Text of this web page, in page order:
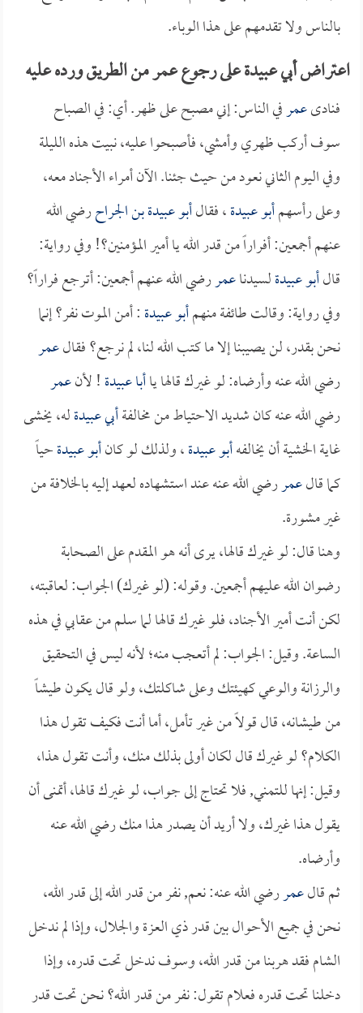
بالناس ولا تقدمهم على هذا الوباء.
اعتراض أبي عبيدة على رجوع عمر من الطريق ورده عليه
فنادىعمرفي الناس: إني مصبح على ظهر. أي: في الصباح
سوف أركب ظهري وأمشي، فأصبحوا عليه، نبيت هذه الليلة
وفي اليوم الثاني نعود من حيث جئنا. الآن أمراء الأجناد معه،
وعلى رأسهمأبو عبيدة، فقالأبو عبيدة بن الجراحرضي الله
عنهم أجمعين: أفراراً من قدر الله يا أمير المؤمنين؟! وفي رواية:
قالأبو عبيدةلسيدناعمررضي الله عنهم أجمعين: أترجع فراراً؟
وفي رواية: وقالت طائفة منهمأبو عبيدة: أمن الموت نفر؟ إنما
نحن بقدر، لن يصيبنا إلا ما كتب الله لنا، لم نرجع؟ فقالعمر
رضي الله عنه وأرضاه: لو غيرك قالها ياأبا عبيدة! لأنعمر
رضي الله عنه كان شديد الاحتياط من مخالفةأبي عبيدةله، يخشى
غاية الخشية أن يخالفهأبو عبيدة، ولذلك لو كانأبو عبيدةحياً
كما قالعمررضي الله عنه عند استشهاده لعهد إليه بالخلافة من
غير مشورة.
وهنا قال: لو غيرك قالها، يرى أنه هو المقدم على الصحابة
رضوان الله عليهم أجمعين. وقوله: (لو غيرك) الجواب: لعاقبته،
لكن أنت أمير الأجناد، فلو غيرك قالها لما سلم من عقابي في هذه
الساعة. وقيل: الجواب: لم أتعجب منه؛ لأنه ليس في التحقيق
والرزانة والوعي كهيئتك وعلى شاكلتك، ولو قال يكون طيشاً
من طيشانه، قال قولاً من غير تأمل، أما أنت فكيف تقول هذا
الكلام؟ لو غيرك قال لكان أولى بذلك منك، وأنت تقول هذا،
وقيل: إنها للتمني, فلا تحتاج إلى جواب، لو غيرك قالها، أتمنى أن
يقول هذا غيرك، ولا أريد أن يصدر هذا منك رضي الله عنه
وأرضاه.
ثم قالعمررضي الله عنه: نعم, نفر من قدر الله إلى قدر الله،
نحن في جميع الأحوال بين قدر ذي العزة والجلال، وإذا لم ندخل
الشام فقد هربنا من قدر الله، وسوف ندخل تحت قدره، وإذا
دخلنا تحت قدره فعلام تقول: نفر من قدر الله؟ نحن تحت قدر